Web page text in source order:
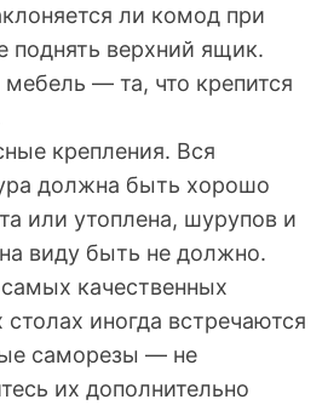
ли комод при
поднять верхний ящик.
— та, что крепится
крепления. Вся
должна быть хорошо
или утоплена, шурупов и
виду быть не должно.
качественных
столах иногда встречаются
саморезы — не
их дополнительно